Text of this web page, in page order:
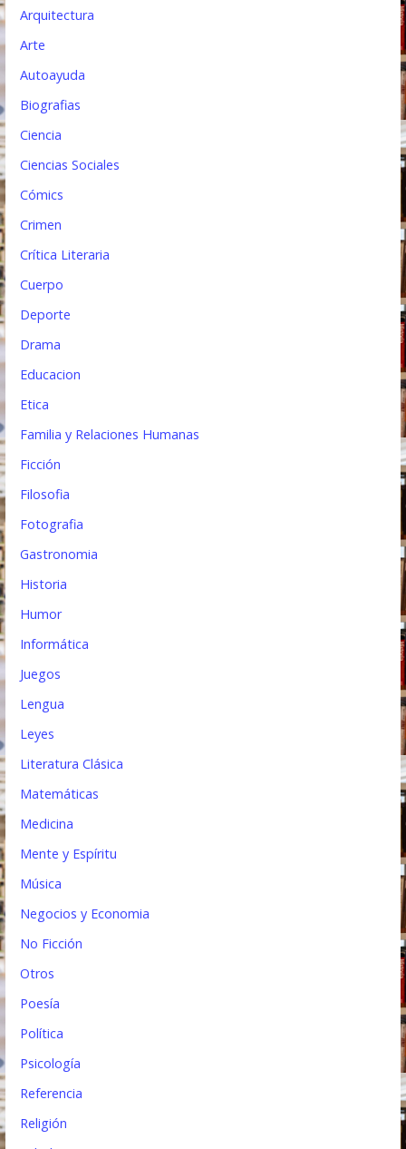
nArquitectura
Arte
Autoayuda
Biografias
Ciencia
Ciencias Sociales
Cómics
Crimen
Crítica Literaria
Cuerpo
Deporte
Drama
Educacion
Etica
Familia y Relaciones Humanas
Ficción
Filosofia
Fotografia
Gastronomia
Historia
Humor
Informática
Juegos
Lengua
Leyes
Literatura Clásica
Matemáticas
Medicina
Mente y Espíritu
Música
Negocios y Economia
No Ficción
Otros
Poesía
Política
Psicología
Referencia
Religión